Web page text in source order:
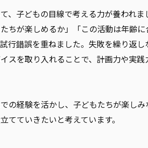
、子どもの目線で考える力が養われま
ちが楽しめるか」「この活動は年齢に
行錯誤を重ねました。失敗を繰り返し
スを取り入れることで、計画力や実践
の経験を活かし、子どもたちが楽し
てていきたいと考えています。